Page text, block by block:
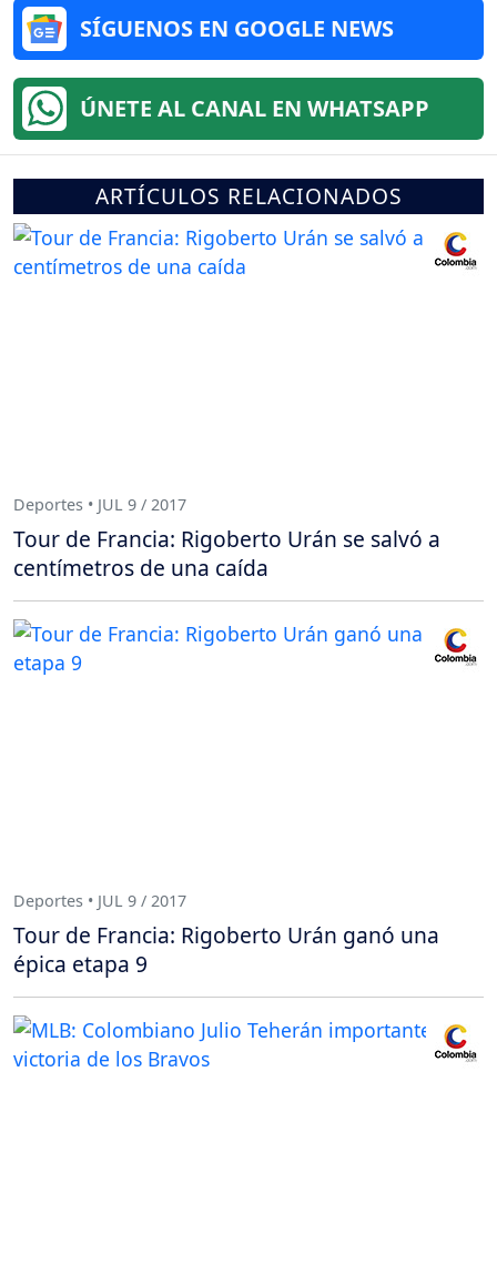
SÍGUENOS EN GOOGLE NEWS
ÚNETE AL CANAL EN WHATSAPP
ARTÍCULOS RELACIONADOS
Deportes • JUL 9 / 2017
Tour de Francia: Rigoberto Urán se salvó a
centímetros de una caída
Deportes • JUL 9 / 2017
Tour de Francia: Rigoberto Urán ganó una
épica etapa 9